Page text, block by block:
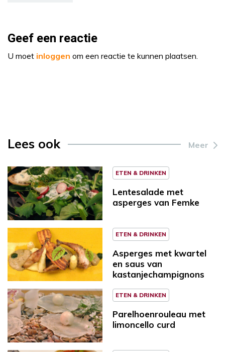
Geef een reactie
U moet inloggen om een reactie te kunnen plaatsen.
Lees ook Meer
ETEN & DRINKEN
Lentesalade met
asperges van Femke
ETEN & DRINKEN
Asperges met kwartel
en saus van
kastanjechampignons
ETEN & DRINKEN
Parelhoenrouleau met
limoncello curd